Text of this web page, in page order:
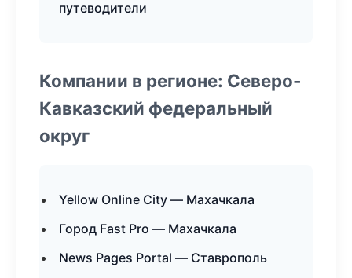
путеводители
Компании в регионе: Северо-
Кавказский федеральный
округ
Yellow Online City — Махачкала
Город Fast Pro — Махачкала
News Pages Portal — Ставрополь